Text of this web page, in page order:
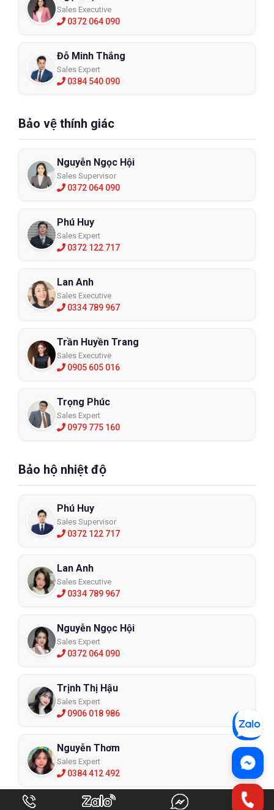
Sales Executive
0372 064 090
Đỗ Minh Thắng
Sales Expert
0384 540 090
Bảo vệ thính giác
Nguyễn Ngọc Hội
Sales Supervisor
0372 064 090
Phú Huy
Sales Expert
0372 122 717
Lan Anh
Sales Executive
0334 789 967
Trần Huyền Trang
Sales Executive
0905 605 016
Trọng Phúc
Sales Expert
0979 775 160
Bảo hộ nhiệt độ
Phú Huy
Sales Supervisor
0372 122 717
Lan Anh
Sales Executive
0334 789 967
Nguyễn Ngọc Hội
Sales Expert
0372 064 090
Trịnh Thị Hậu
Sales Expert
0906 018 986
Nguyễn Thơm
Sales Expert
0384 412 492